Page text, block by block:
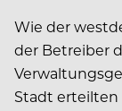
Wie der
der Betreiber
Stadt